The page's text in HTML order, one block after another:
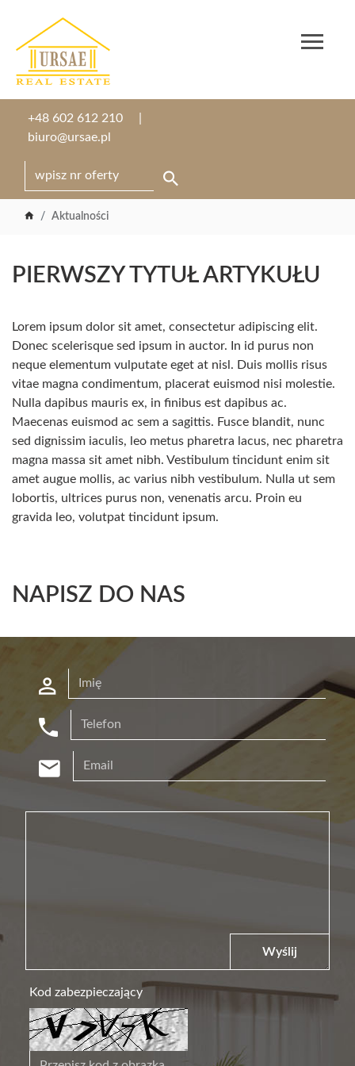
+48 602 612 210
biuro@ursae.pl
Aktualności
PIERWSZY TYTUŁ ARTYKUŁU
Lorem ipsum dolor sit amet, consectetur adipiscing elit.
Donec scelerisque sed ipsum in auctor. In id purus non
neque elementum vulputate eget at nisl. Duis mollis risus
vitae magna condimentum, placerat euismod nisi molestie.
Nulla dapibus mauris ex, in finibus est dapibus ac.
Maecenas euismod ac sem a sagittis. Fusce blandit, nunc
sed dignissim iaculis, leo metus pharetra lacus, nec pharetra
magna massa sit amet nibh. Vestibulum tincidunt enim sit
amet augue mollis, ac varius nibh vestibulum. Nulla ut sem
lobortis, ultrices purus non, venenatis arcu. Proin eu
gravida leo, volutpat tincidunt ipsum.
NAPISZ DO NAS
Wyślij
Kod zabezpieczający